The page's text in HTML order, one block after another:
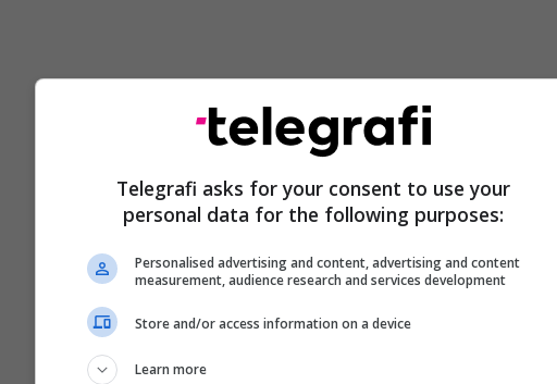
Telegrafi asks for your consent to use your
personal data for the following purposes:
Personalised advertising and content, advertising and content
measurement, audience research and services development
Store and/or access information on a device
Learn more